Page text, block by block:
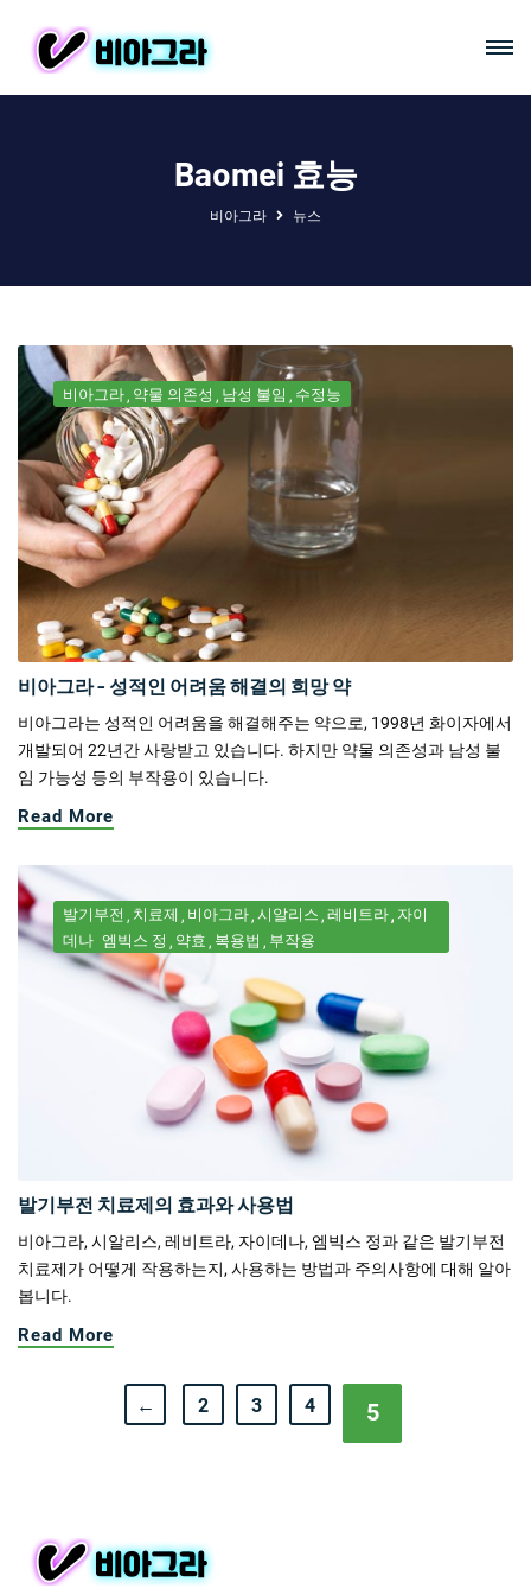
Baomei 효능
비아그라 뉴스
비아그라 약물 의존성 남성 불임 수정능
비아그라 - 성적인 어려움 해결의 희망 약
비아그라는 성적인 어려움을 해결해주는 약으로, 1998년 화이자에서
개발되어 22년간 사랑받고 있습니다. 하지만 약물 의존성과 남성 불
임 가능성 등의 부작용이 있습니다.
Read More
발기부전 치료제 비아그라 시알리스 레비트라 자이
데나 엠빅스 정 약효 복용법 부작용
발기부전 치료제의 효과와 사용법
비아그라, 시알리스, 레비트라, 자이데나, 엠빅스 정과 같은 발기부전
치료제가 어떻게 작용하는지, 사용하는 방법과 주의사항에 대해 알아
봅니다.
Read More
← 2 3 4 5